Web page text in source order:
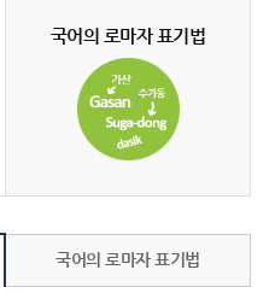
국어의 로마자 표기법
국어의 로마자 표기법